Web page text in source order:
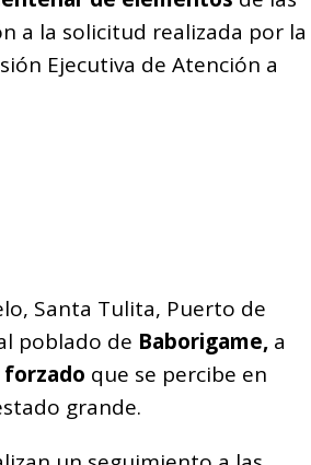
a la solicitud realizada por la
Ejecutiva de Atención a
Santa Tulita, Puerto de
poblado de Baborigame, a
que se percibe en
grande.